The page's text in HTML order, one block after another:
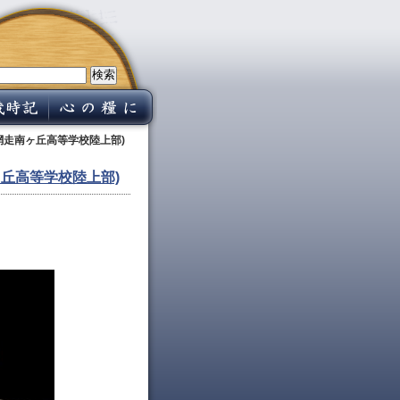
南ヶ丘高等学校陸上部)
高等学校陸上部)